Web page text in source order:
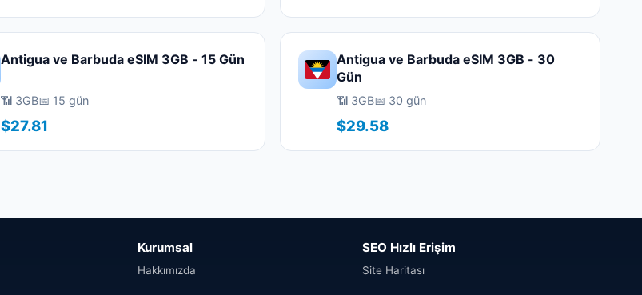
Antigua ve Barbuda eSIM 3GB - 15 Gün
📶 3GB📅 15 gün
$27.81
Antigua ve Barbuda eSIM 3GB - 30
Gün
📶 3GB📅 30 gün
$29.58
Kurumsal
Hakkımızda
SEO Hızlı Erişim
Site Haritası